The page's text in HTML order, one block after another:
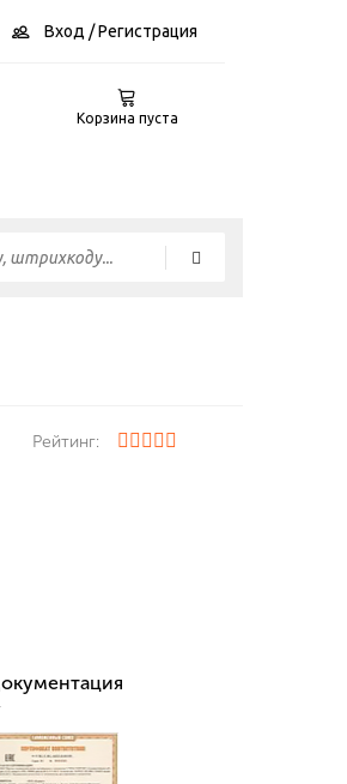
Вход / Регистрация
Корзина пуста
Рейтинг:
Документация